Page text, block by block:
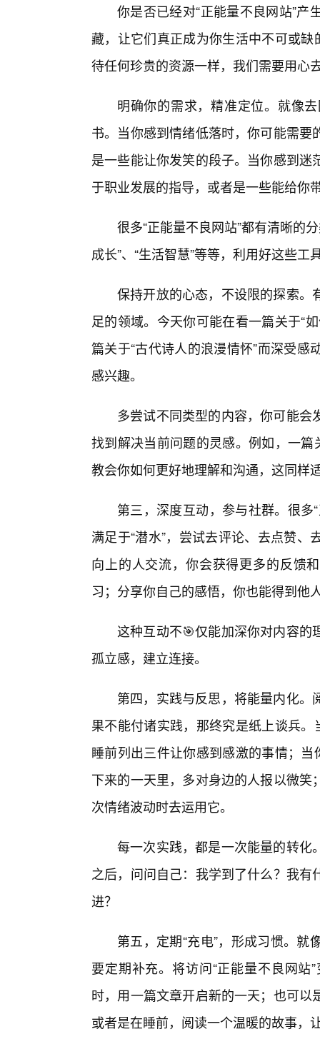
你是否已经对“正能量不良网站”
藏，让它们真正成为你生活中不可或
待任何珍贵的资源一样，我们需要用心
明确你的需求，精准定位。就像
书。当你感到情绪低落时，你可能需
是一些能让你发笑的段子。当你感到
于职业发展的指导，或者是一些能给你
很多“正能量不良网站”都有清晰的
成长”、“生活智慧”等等，利用好这些
保持开放的心态，不设限的探索。
足的领域。今天你可能在看一篇关于“
篇关于“古代诗人的浪漫情怀”而深受
感兴趣。
多尝试不同类型的内容，你可能
找到解决当前问题的灵感。例如，一
教会你如何更好地理解和沟通，这同样
第三，深度互动，参与社群。很多
满足于“潜水”，尝试去评论、去点赞
向上的人交流，你会获得更多的反馈
习；分享你自己的感悟，你也能得到他
这种互动不🎯仅能加深你对内容的
孤立感，建立连接。
第四，实践与反思，将能量内化
果不能付诸实践，那终究是纸上谈兵
睡前列出三件让你感到感激的事情；
下来的一天里，多对身边的人报以微
次情绪波动时去运用它。
每一次实践，都是一次能量的转化
之后，问问自己：我学到了什么？我
进？
第五，定期“充电”，形成习惯。
要定期补充。将访问“正能量不良网
时，用一篇文章开启新的一天；也可
或者是在睡前，阅读一个温暖的故事，